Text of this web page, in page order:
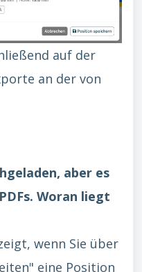
auf der
an der von
aber es
Woran liegt
wenn Sie über
eine Position